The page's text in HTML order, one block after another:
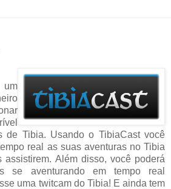
de Tibia. Usando o TibiaCast você
real as suas aventuras no Tibia
assistirem. Além disso, você poderá
se aventurando em tempo real
uma twitcam do Tibia! E ainda tem